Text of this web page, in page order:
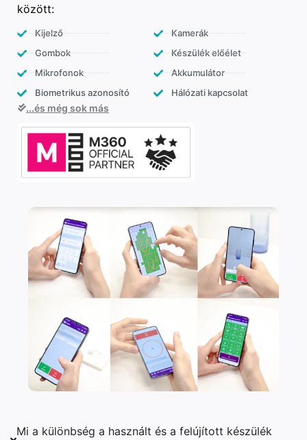
között:
Kijelző
Gombok
Mikrofonok
Biometrikus azonosító
Kamerák
Készülék előélet
Akkumulátor
Hálózati kapcsolat
...és még sok más
Mi a különbség a használt és a felújított készülék